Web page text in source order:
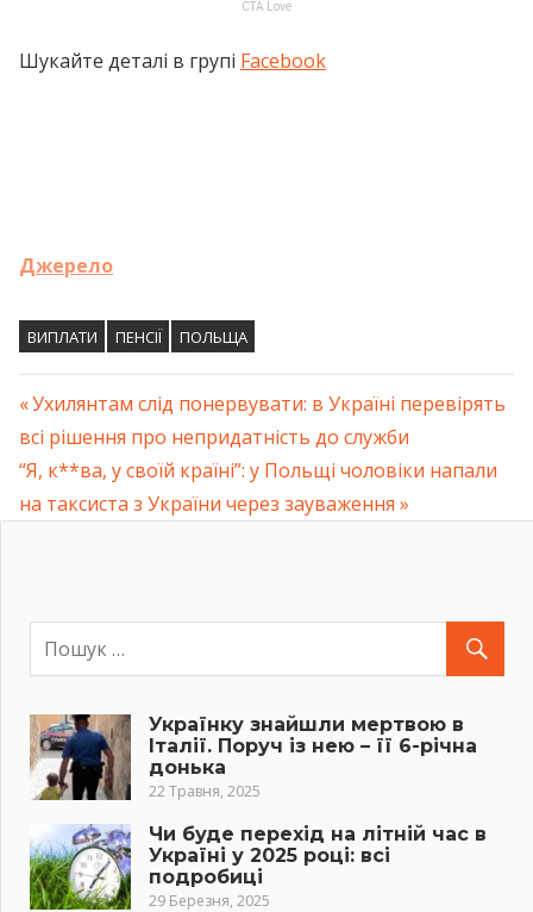
Шукайте деталі в групі Facebook
Джерело
ВИПЛАТИ ПЕНСІЇ ПОЛЬЩА
Навігація
записів
Previous
Post:
Ухилянтам слід понервувати: в Україні перевірять
всі рішення про непридатність до служби
Next
Post:
“Я, к**ва, у своїй країні”: у Польщі чоловіки напали
на таксиста з України через зауваження
Українку знайшли мертвою в
Італії. Поруч із нею – її 6-річна
донька
22 Травня, 2025
Чи буде перехід на літній час в
Україні у 2025 році: всі
подробиці
29 Березня, 2025